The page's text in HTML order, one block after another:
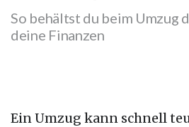
So behältst du beim Umzug
deine Finanzen
Ein Umzug kann schnell